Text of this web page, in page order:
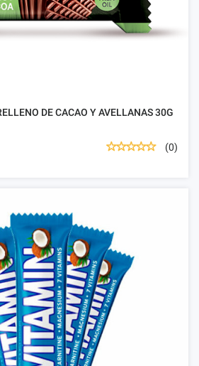
DE CACAO Y AVELLANAS 30G
(0)